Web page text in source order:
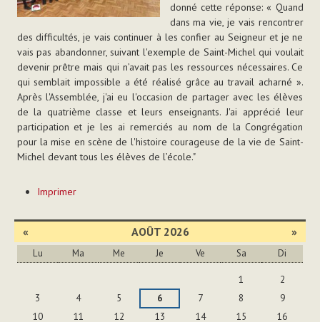
donné cette réponse: « Quand
dans ma vie, je vais rencontrer
des difficultés, je vais continuer à les confier au Seigneur et je ne
vais pas abandonner, suivant l'exemple de Saint-Michel qui voulait
devenir prêtre mais qui n’avait pas les ressources nécessaires. Ce
qui semblait impossible a été réalisé grâce au travail acharné ».
Après l'Assemblée, j'ai eu l'occasion de partager avec les élèves
de la quatrième classe et leurs enseignants. J'ai apprécié leur
participation et je les ai remerciés au nom de la Congrégation
pour la mise en scène de l'histoire courageuse de la vie de Saint-
Michel devant tous les élèves de l’école."
sur
document
Imprimer
« AOÛT 2026 »
Lu Ma Me Je Ve Sa Di
1
2
3
4 5 6 7 8
9
10
11 12 13 14 15
16